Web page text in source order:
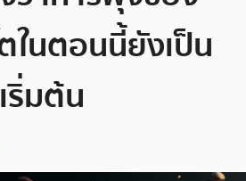
ในตอนนี้ยังเป็น
ริ่มต้น